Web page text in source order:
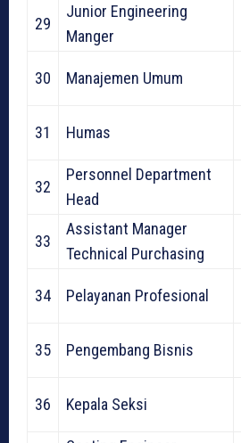
29
Junior Engineering
Manger
30 Manajemen Umum
31 Humas
32
Personnel Department
Head
33
Assistant Manager
Technical Purchasing
34 Pelayanan Profesional
35 Pengembang Bisnis
36 Kepala Seksi